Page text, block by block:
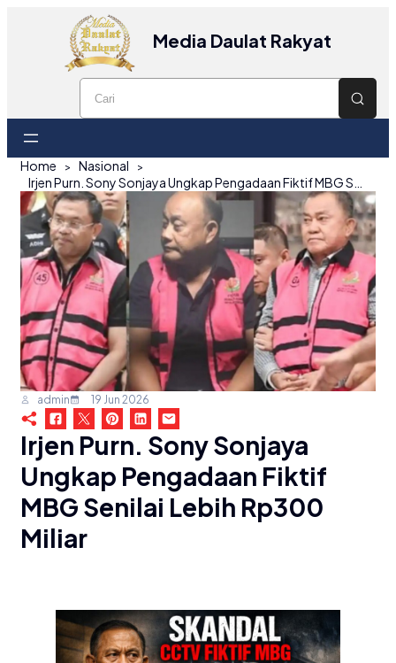
Media Daulat Rakyat
Home
Nasional
admin 19 Jun 2026
Irjen Purn. Sony Sonjaya
Ungkap Pengadaan Fiktif
MBG Senilai Lebih Rp300
Miliar